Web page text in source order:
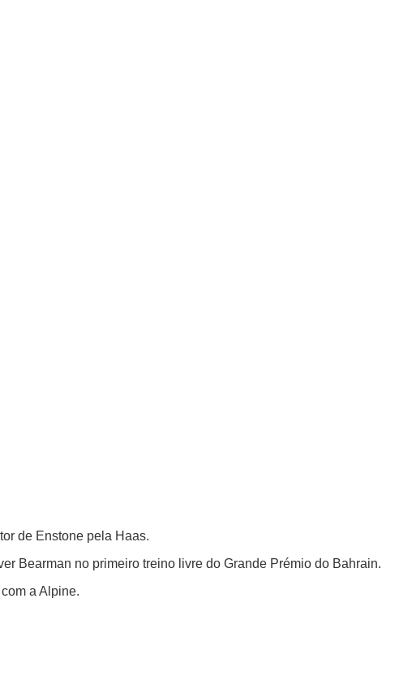
de Enstone pela Haas.
Bearman no primeiro treino livre do Grande Prémio do Bahrain.
a Alpine.